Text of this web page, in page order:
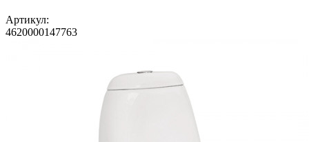
Артикул:
4620000147763